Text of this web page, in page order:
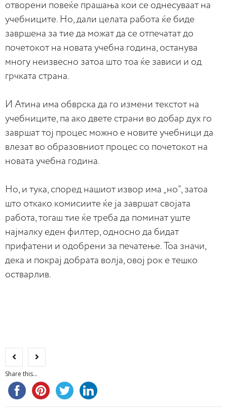
отворени повеќе прашања кои се однесуваат на
учебниците. Но, дали целата работа ќе биде
завршена за тие да можат да се отпечатат до
почетокот на новата учебна година, останува
многу неизвесно затоа што тоа ќе зависи и од
грчката страна.
И Атина има обврска да го измени текстот на
учебниците, па ако двете страни во добар дух го
завршат тој процес можно е новите учебници да
влезат во образовниот процес со почетокот на
новата учебна година.
Но, и тука, според нашиот извор има „но“, затоа
што откако комисиите ќе ја завршат својата
работа, тогаш тие ќе треба да поминат уште
најмалку еден филтер, односно да бидат
прифатени и одобрени за печатење. Тоа значи,
дека и покрај добрата волја, овој рок е тешко
остварлив.
Share this...